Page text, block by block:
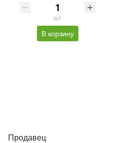
шт
В корзину
Продавец